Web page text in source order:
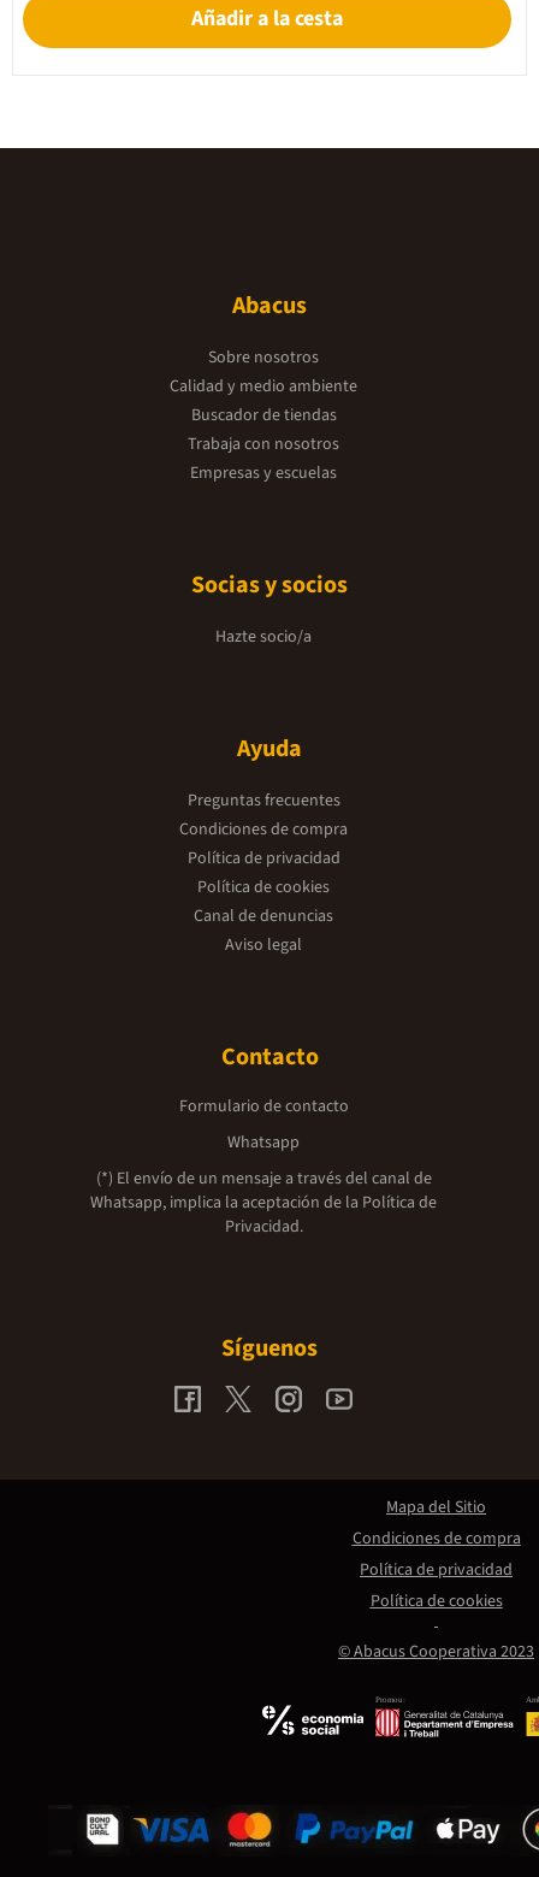
Añadir a la cesta
Abacus
Sobre nosotros
Calidad y medio ambiente
Buscador de tiendas
Trabaja con nosotros
Empresas y escuelas
Socias y socios
Hazte socio/a
Ayuda
Preguntas frecuentes
Condiciones de compra
Política de privacidad
Política de cookies
Canal de denuncias
Aviso legal
Contacto
Formulario de contacto
Whatsapp
(*) El envío de un mensaje a través del canal de
Whatsapp, implica la aceptación de la Política de
Privacidad.
Síguenos
Promou:
© Abacus Cooperativa 2023
Mapa del Sitio
Condiciones de compra
Política de privacidad
Política de cookies